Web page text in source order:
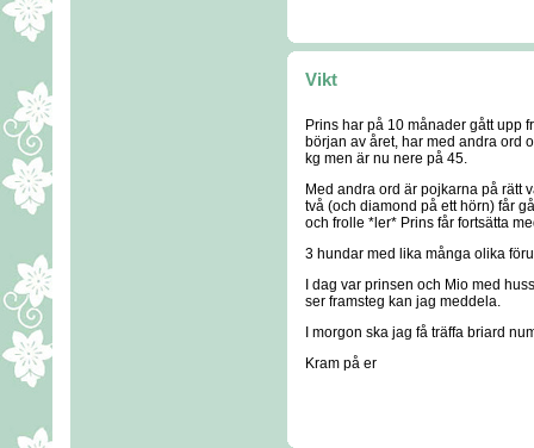
Vikt
Prins har på 10 månader gått upp
början av året, har med andra ord
kg men är nu nere på 45.
Med andra ord är pojkarna på rätt
två (och diamond på ett hörn) får
och frolle *ler* Prins får fortsätta
3 hundar med lika många olika
I dag var prinsen och Mio med
ser framsteg kan jag meddela.
I morgon ska jag få träffa briard
Kram på er